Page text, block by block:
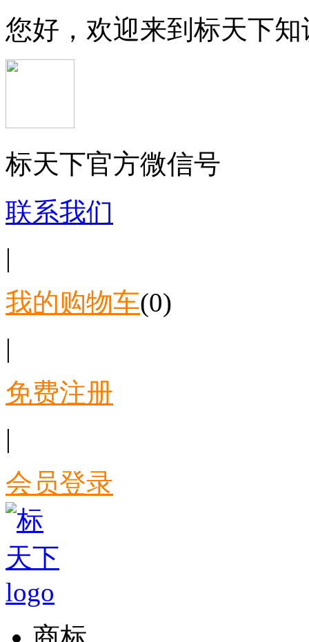
您好，欢迎来到标天下
标天下官方微信号
联系我们
|
我的购物车(0)
|
免费注册
|
会员登录